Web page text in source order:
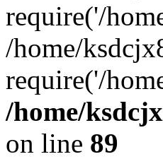
require('/
/home/
require('/
/home/
on line 89